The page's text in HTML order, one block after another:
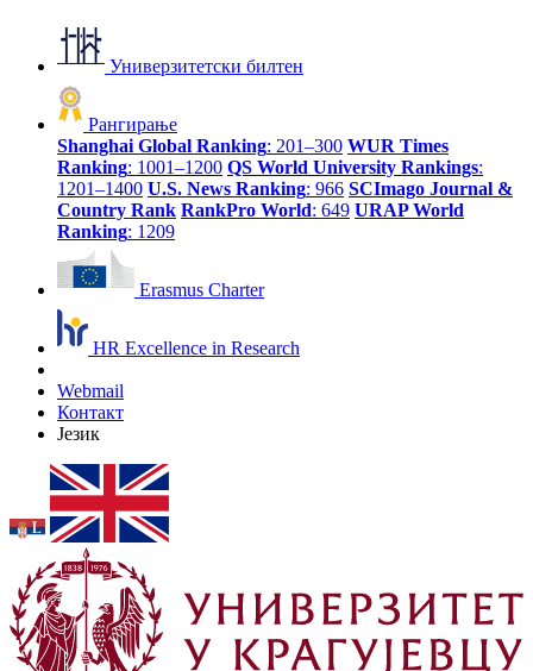
Универзитетски билтен
Рангирање
Shanghai Global Ranking: 201–300 WUR Times
Ranking: 1001–1200 QS World University Rankings:
1201–1400 U.S. News Ranking: 966 SCImago Journal &
Country Rank RankPro World: 649 URAP World
Ranking: 1209
Erasmus Charter
HR Excellence in Research
Webmail
Контакт
Језик